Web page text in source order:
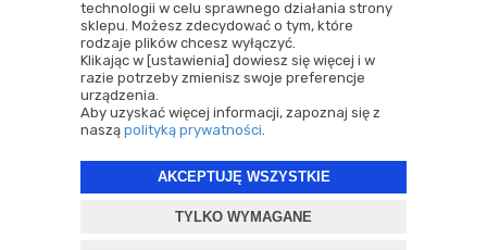
technologii w celu sprawnego działania strony
sklepu. Możesz zdecydować o tym, które
rodzaje plików chcesz wyłączyć.
Klikając w [ustawienia] dowiesz się więcej i w
razie potrzeby zmienisz swoje preferencje
urządzenia.
Aby uzyskać więcej informacji, zapoznaj się z
naszą polityką prywatności.
AKCEPTUJĘ WSZYSTKIE
TYLKO WYMAGANE
83-010 Rekcin
2026 © Copyrights by |Detailing House